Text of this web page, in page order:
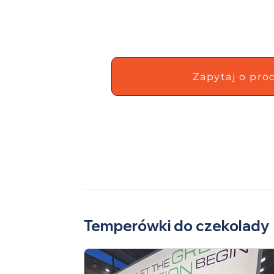
Zapytaj o
Temperówki do czekolady